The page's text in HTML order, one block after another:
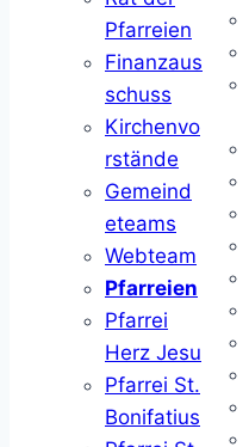
Pfarreien
Finanzaus
schuss
Kirchenvo
rstände
Gemeind
eteams
Webteam
Pfarreien
Pfarrei
Herz Jesu
Pfarrei St.
Bonifatius